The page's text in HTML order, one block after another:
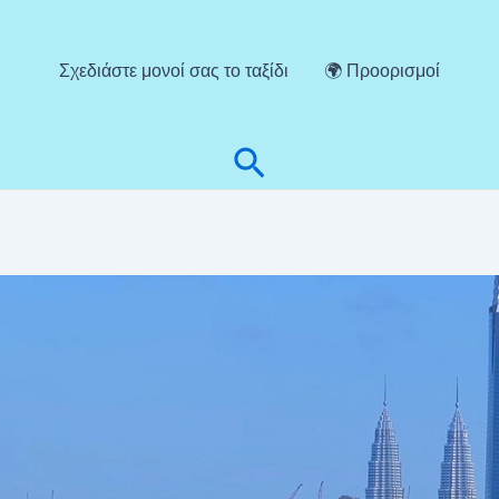
Σχεδιάστε μονοί σας το ταξίδι 🌍 Προορισμοί
Αναζήτηση